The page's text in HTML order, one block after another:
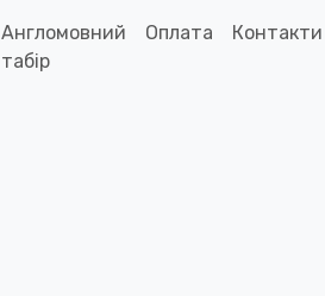
Англомовний
табір
Оплата Контакти